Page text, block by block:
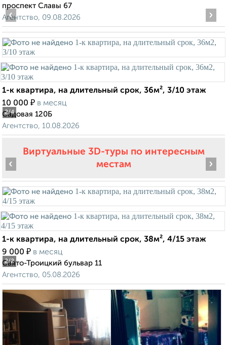
проспект Славы 67
Агентство, 09.08.2026
2/4
‹ ›
1-к квартира, на длительный срок, 36м², 3/10 этаж
10 000 ₽ в месяц
Садовая 120Б
Агентство, 10.08.2026
Виртуальные 3D-туры по интересным
местам
2/2
‹ ›
1-к квартира, на длительный срок, 38м², 4/15 этаж
9 000 ₽ в месяц
Свято-Троицкий бульвар 11
Агентство, 05.08.2026